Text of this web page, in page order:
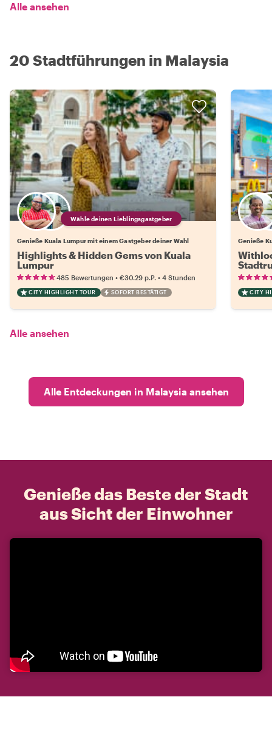
Alle ansehen
20 Stadtführungen in Malaysia
Wähle deinen Lieblingsgastgeber
Genieße Kuala Lumpur mit einem Gastgeber deiner Wahl
Highlights & Hidden Gems von Kuala
Lumpur
485 Bewertungen • €30.29 p.P. • 4 Stunden
CITY HIGHLIGHT TOUR SOFORT BESTÄTIGT
Genieße
CITY
Alle ansehen
Alle Entdeckungen in Malaysia ansehen
Genieße das Beste der Stadt
aus Sicht der Einwohner